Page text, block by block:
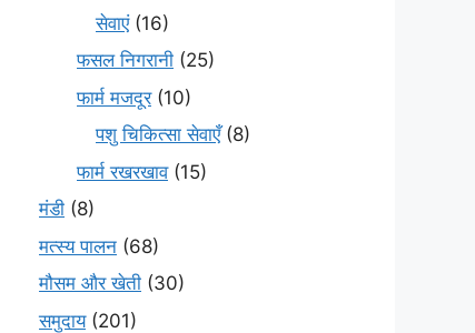
सेवाएं(16)
फसल निगरानी (25)
फार्म मजदूर(10)
पशु चिकित्सा सेवाएँ(8)
फार्म रखरखाव(15)
मंडी (8)
मत्स्य पालन (68)
मौसम और खेती (30)
समुदाय(201)